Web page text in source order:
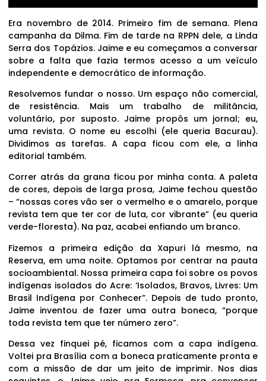
Era novembro de 2014. Primeiro fim de semana. Plena
campanha da Dilma. Fim de tarde na RPPN dele, a Linda
Serra dos Topázios. Jaime e eu começamos a conversar
sobre a falta que fazia termos acesso a um veículo
independente e democrático de informação.
Resolvemos fundar o nosso. Um espaço não comercial,
de resistência. Mais um trabalho de militância,
voluntário, por suposto. Jaime propôs um jornal; eu,
uma revista. O nome eu escolhi (ele queria Bacurau).
Dividimos as tarefas. A capa ficou com ele, a linha
editorial também.
Correr atrás da grana ficou por minha conta. A paleta
de cores, depois de larga prosa, Jaime fechou questão
– “nossas cores vão ser o vermelho e o amarelo, porque
revista tem que ter cor de luta, cor vibrante” (eu queria
verde-floresta). Na paz, acabei enfiando um branco.
Fizemos a primeira edição da Xapuri lá mesmo, na
Reserva, em uma noite. Optamos por centrar na pauta
socioambiental. Nossa primeira capa foi sobre os povos
indígenas isolados do Acre: ‘Isolados, Bravos, Livres: Um
Brasil Indígena por Conhecer”. Depois de tudo pronto,
Jaime inventou de fazer uma outra boneca, “porque
toda revista tem que ter número zero”.
Dessa vez finquei pé, ficamos com a capa indígena.
Voltei pra Brasília com a boneca praticamente pronta e
com a missão de dar um jeito de imprimir. Nos dias